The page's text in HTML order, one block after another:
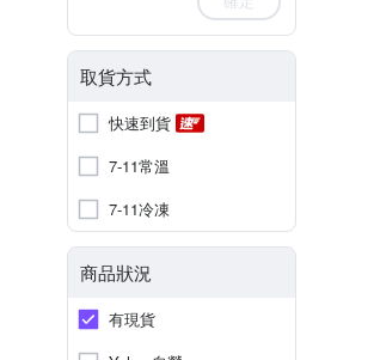
取貨方式
快速到貨
7-11常溫
7-11冷凍
商品狀況
有現貨